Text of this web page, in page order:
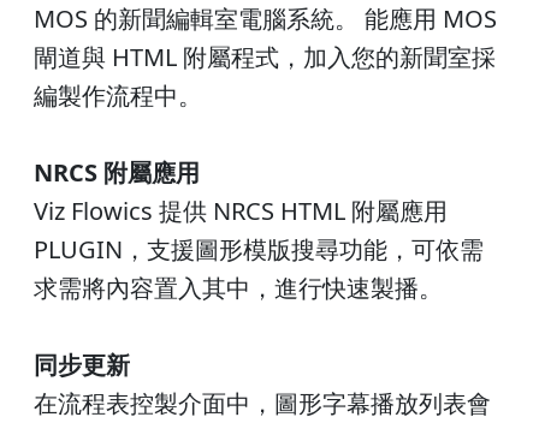
MOS 的新聞編輯室電腦系統。 能應用 MOS
閘道與 HTML 附屬程式，加入您的新聞室採
編製作流程中。
NRCS 附屬應用
Viz Flowics 提供 NRCS HTML 附屬應用
PLUGIN，支援圖形模版搜尋功能，可依需
求需將內容置入其中，進行快速製播。
同步更新
在流程表控製介面中，圖形字幕播放列表會